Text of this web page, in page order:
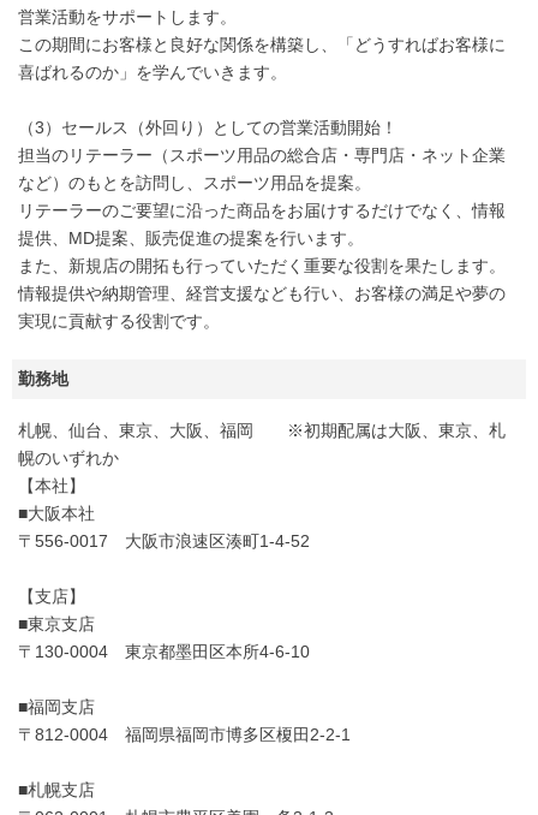
営業活動をサポートします。
この期間にお客様と良好な関係を構築し、「どうすればお客様に
喜ばれるのか」を学んでいきます。
（3）セールス（外回り）としての営業活動開始！
担当のリテーラー（スポーツ用品の総合店・専門店・ネット企業
など）のもとを訪問し、スポーツ用品を提案。
リテーラーのご要望に沿った商品をお届けするだけでなく、情報
提供、MD提案、販売促進の提案を行います。
また、新規店の開拓も行っていただく重要な役割を果たします。
情報提供や納期管理、経営支援なども行い、お客様の満足や夢の
実現に貢献する役割です。
勤務地
札幌、仙台、東京、大阪、福岡 ※初期配属は大阪、東京、札
幌のいずれか
【本社】
■大阪本社
〒556-0017 大阪市浪速区湊町1-4-52
【支店】
■東京支店
〒130-0004 東京都墨田区本所4-6-10
■福岡支店
〒812-0004 福岡県福岡市博多区榎田2-2-1
■札幌支店